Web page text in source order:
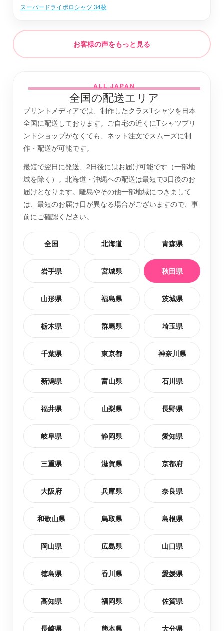
黒川郡富谷町
仙台市宮城野区 最短2日後お届け
岩沼市 最短2日後お届け
本吉郡南三陸町 最短2日後お届け
大崎市 最短2日後お届け
最短2日後お届け
亘理郡山元町 最短2日後お届け
黒川郡大郷町 最短2日後お届け
塩竈市 最短2日後お届け
スーパードライポロシャツ 34枚
お客様の声をもっと見る
ALL JAPAN
全国の配送エリア
プリントメディアでは、制作したクラスTシャツを日本
全国に配送しております。ご自宅の近くにTシャツプリ
ントショップがなくても、ネット注文でスムーズに制
作・配送が可能です。
最短で翌日に発送、2日後にはお届け可能です（一部地
域を除く）。北海道・沖縄への配送は最短で3日後のお
届けとなります。離島やその他一部地域につきまして
は、最短のお届け日が異なる場合がございますので、事
前にご確認ください。
全国 北海道 青森県
岩手県 宮城県 秋田県
山形県 福島県 茨城県
栃木県 群馬県 埼玉県
千葉県 東京都 神奈川県
新潟県 富山県 石川県
福井県 山梨県 長野県
岐阜県 静岡県 愛知県
三重県 滋賀県 京都府
大阪府 兵庫県 奈良県
和歌山県 鳥取県 島根県
岡山県 広島県 山口県
徳島県 香川県 愛媛県
高知県 福岡県 佐賀県
長崎県 熊本県 大分県